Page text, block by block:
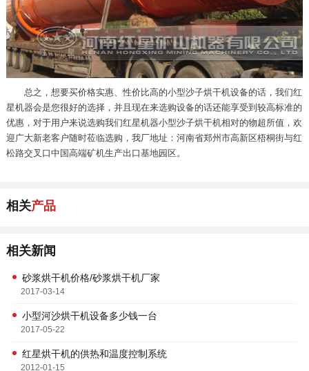
总之，想要买价格实惠、性价比高的小型沙子烘干机设备的话，我们红
星机器会是您很好的选择，并且现在来选购设备的话还能享受到较高标准的
优惠，对于用户来说选购我们红星机器小型沙子烘干机相对的物超所值，欢
迎广大新老客户随时莅临选购，我厂地址：河南省郑州市高新区梧桐街与红
松路交叉口中国高端矿机生产出口基地园区。
相关产品
相关新闻
砂浆烘干机价格/砂浆烘干机厂家
2017-03-14
小型河沙烘干机设备多少钱一台
2017-05-22
红星烘干机的供热和温度控制系统
2012-01-15